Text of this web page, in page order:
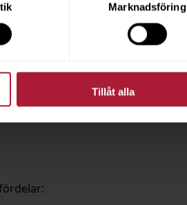
Marknadsföring
Tillåt alla